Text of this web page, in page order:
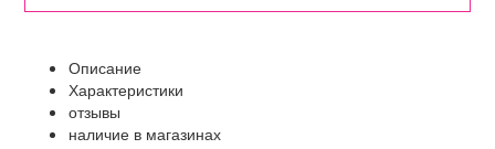
Описание
Характеристики
отзывы
наличие в магазинах